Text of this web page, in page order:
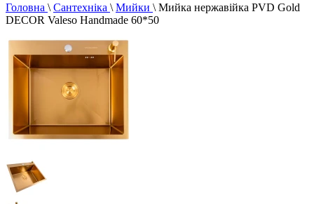
Головна \ Сантехніка \ Мийки \ Мийка нержавійка PVD Gold
DECOR Valeso Handmade 60*50